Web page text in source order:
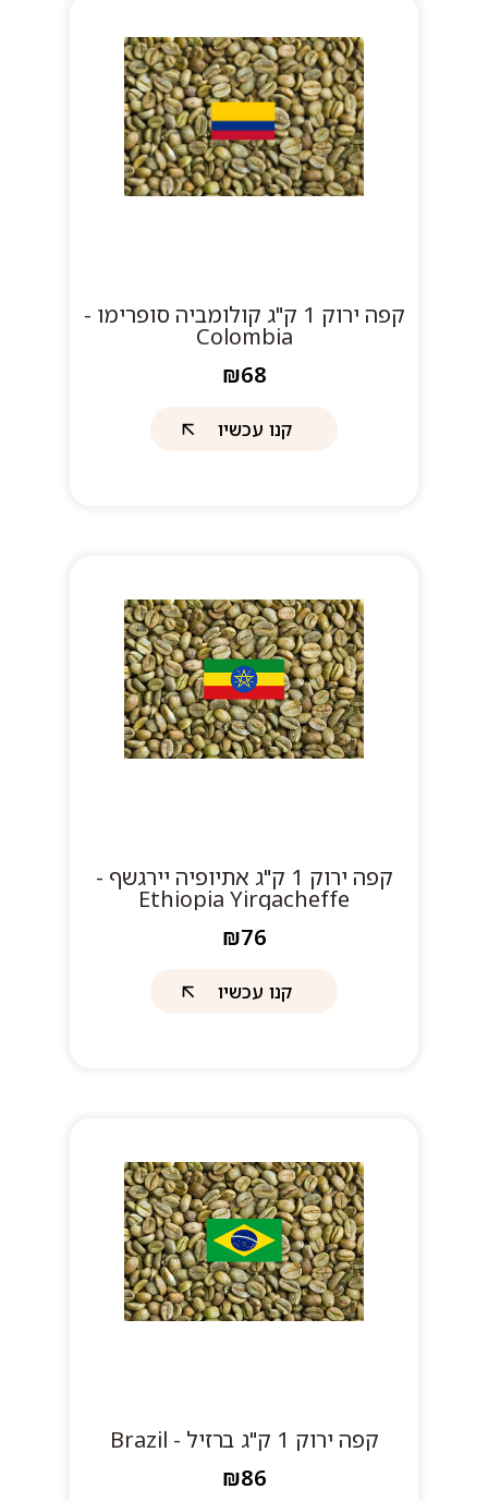
קפה ירוק 1 ק"ג קולומביה סופרימו -
Colombia
₪68
קנו עכשיו
קפה ירוק 1 ק"ג אתיופיה יירגשף -
Ethiopia Yirgacheffe
₪76
קנו עכשיו
קפה ירוק 1 ק"ג ברזיל - Brazil
₪86